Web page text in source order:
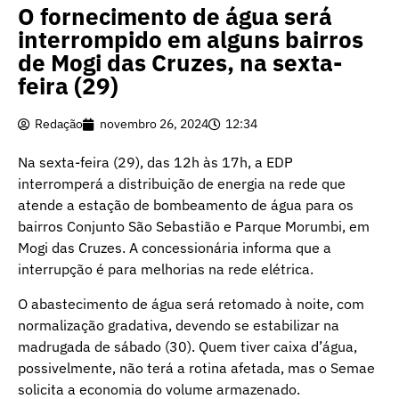
O fornecimento de água será
interrompido em alguns bairros
de Mogi das Cruzes, na sexta-
feira (29)
Redação novembro 26, 2024 12:34
Na sexta-feira (29), das 12h às 17h, a EDP
interromperá a distribuição de energia na rede que
atende a estação de bombeamento de água para os
bairros Conjunto São Sebastião e Parque Morumbi, em
Mogi das Cruzes. A concessionária informa que a
interrupção é para melhorias na rede elétrica.
O abastecimento de água será retomado à noite, com
normalização gradativa, devendo se estabilizar na
madrugada de sábado (30). Quem tiver caixa d’água,
possivelmente, não terá a rotina afetada, mas o Semae
solicita a economia do volume armazenado.